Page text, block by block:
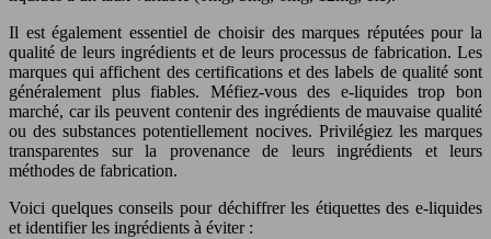
Il est également essentiel de choisir des marques réputées pour la
qualité de leurs ingrédients et de leurs processus de fabrication. Les
marques qui affichent des certifications et des labels de qualité sont
généralement plus fiables. Méfiez-vous des e-liquides trop bon
marché, car ils peuvent contenir des ingrédients de mauvaise qualité
ou des substances potentiellement nocives. Privilégiez les marques
transparentes sur la provenance de leurs ingrédients et leurs
méthodes de fabrication.
Voici quelques conseils pour déchiffrer les étiquettes des e-liquides
et identifier les ingrédients à éviter :